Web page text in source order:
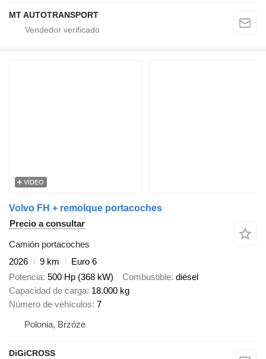
MT AUTOTRANSPORT
VÍDEO
Volvo FH + remolque portacoches
Precio a consultar
Camión portacoches
2026
9 km
Euro 6
Potencia 500 Hp (368 kW) Combustible diésel
Capacidad de carga 18.000 kg
Número de vehículos 7
Polonia, Brzóze
DiGiCROSS